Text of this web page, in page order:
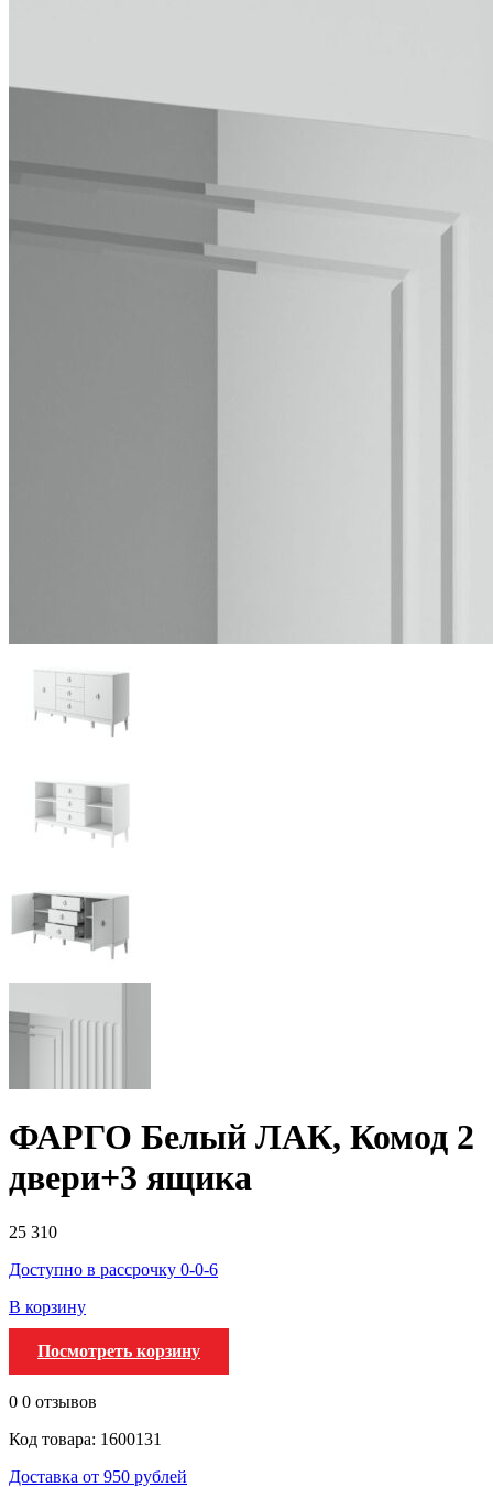
ФАРГО Белый ЛАК, Комод 2
двери+3 ящика
25 310
Доступно в рассрочку 0-0-6
В корзину
Посмотреть корзину
0 0 отзывов
Код товара: 1600131
Доставка от 950 рублей